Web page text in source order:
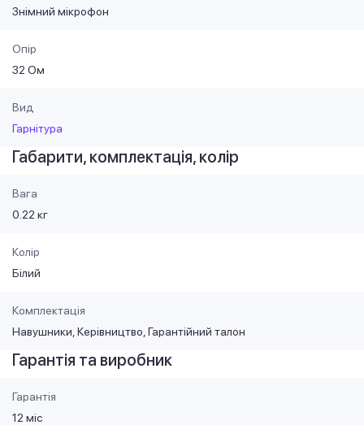
Знімний мікрофон
Опір
32 Ом
Вид
Гарнітура
Габарити, комплектація, колір
Вага
0.22 кг
Колір
Білий
Комплектація
Навушники, Керівництво, Гарантійний талон
Гарантія та виробник
Гарантія
12 міс